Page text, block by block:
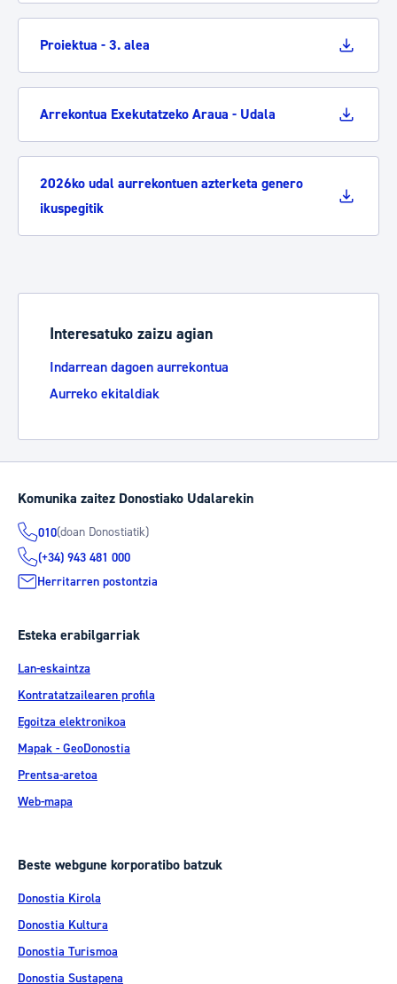
Proiektua - 3. alea
Arrekontua Exekutatzeko Araua - Udala
2026ko udal aurrekontuen azterketa genero
ikuspegitik
Interesatuko zaizu agian
Indarrean dagoen aurrekontua
Aurreko ekitaldiak
Komunika zaitez Donostiako Udalarekin
010(doan Donostiatik)
(+34) 943 481 000
Herritarren postontzia
Esteka erabilgarriak
Lan-eskaintza
Kontratatzailearen profila
Egoitza elektronikoa
Mapak - GeoDonostia
Prentsa-aretoa
Web-mapa
Beste webgune korporatibo batzuk
Donostia Kirola
Donostia Kultura
Donostia Turismoa
Donostia Sustapena